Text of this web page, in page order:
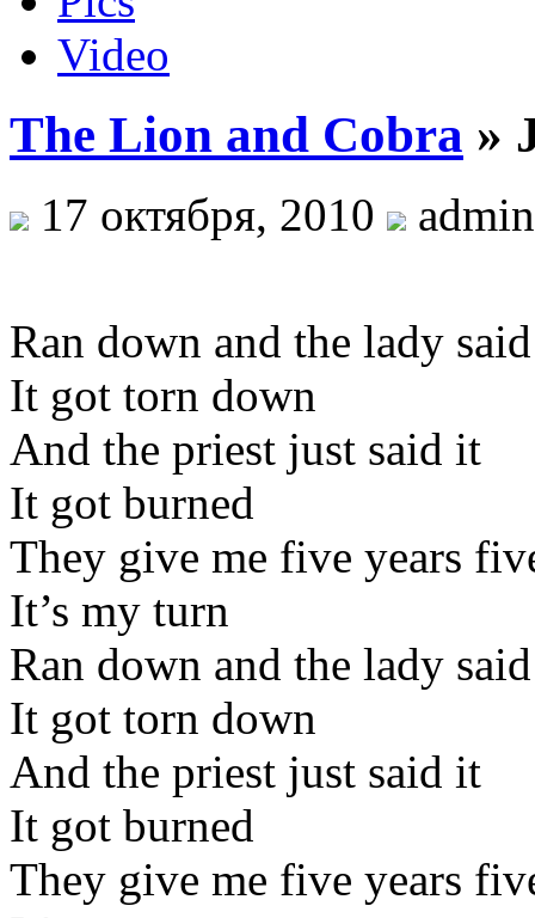
Video
The Lion and Cobra »
17 октября, 2010 admin
Ran down and the lady
It got torn down
And the priest just said it
It got burned
They give me five years
It’s my turn
Ran down and the lady
It got torn down
And the priest just said it
It got burned
They give me five years